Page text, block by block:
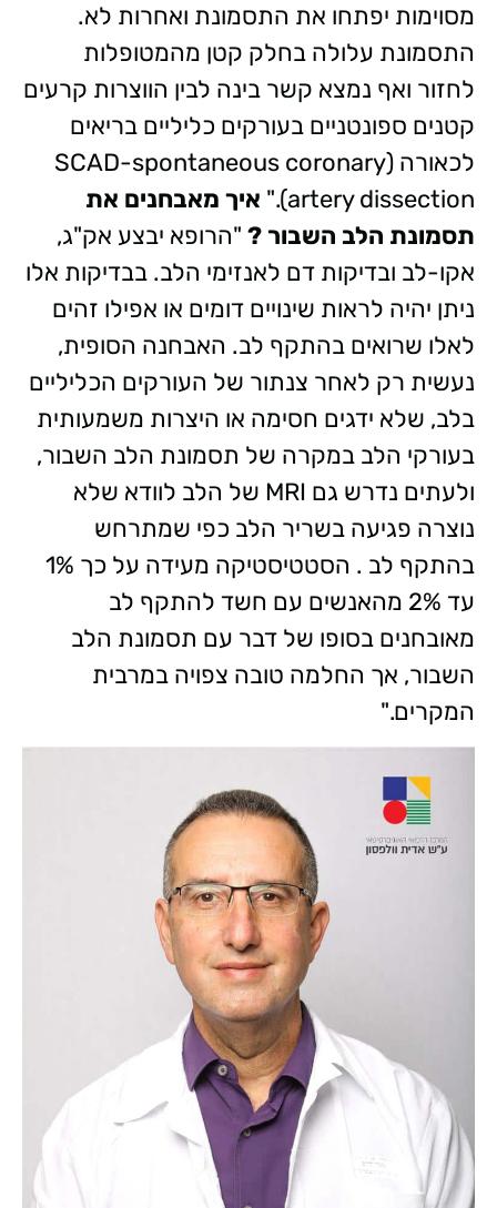
מסוימות יפתחו את התסמונת ואחרות לא.
התסמונת עלולה בחלק קטן מהמטופלות
לחזור ואף נמצא קשר בינה לבין הווצרות קרעים
קטנים ספונטניים בעורקים כליליים בריאים
לכאורה (SCAD-spontaneous coronary
artery dissection)."
איך מאבחנים את
תסמונת הלב השבור ? "הרופא יבצע אק"ג,
אקו-לב ובדיקות דם לאנזימי הלב. בבדיקות אלו
ניתן יהיה לראות שינויים דומים או אפילו זהים
לאלו שרואים בהתקף לב. האבחנה הסופית,
נעשית רק לאחר צנתור של העורקים הכליליים
בלב, שלא ידגים חסימה או היצרות משמעותית
בעורקי הלב במקרה של תסמונת הלב השבור,
ולעתים נדרש גם MRI של הלב לוודא שלא
נוצרה פגיעה בשריר הלב כפי שמתרחש
בהתקף לב . הסטטיסטיקה מעידה על כך 1%
עד 2% מהאנשים עם חשד להתקף לב
מאובחנים בסופו של דבר עם תסמונת הלב
השבור, אך החלמה טובה צפויה במרבית
המקרים."